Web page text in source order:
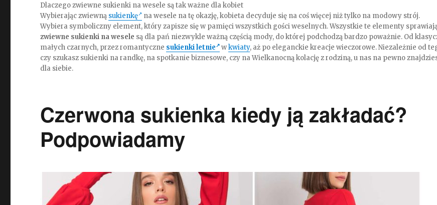
Dlaczego zwiewne sukienki na wesele są tak ważne dla kobiet
Wybierając zwiewną sukienkę
na wesele na tę okazję, kobieta decyduje się na coś więcej niż tylko na modowy strój.
Wybiera symboliczny element, który zapisze się w pamięci wszystkich gości weselnych. Wszystkie te elementy
zwiewne sukienki na wesele są dla pań niezwykle ważną częścią mody, do której podchodzą bardzo poważnie. Od
małych czarnych, przez romantyczne sukienki letnie wkwiaty, aż po eleganckie kreacje wieczorowe. Niezależnie od
czy szukasz sukienki na randkę, na spotkanie biznesowe, czy na Wielkanocną kolację z rodziną, u nas na pewno
dla siebie.
Czerwona sukienka kiedy ją zakładać?
Podpowiadamy